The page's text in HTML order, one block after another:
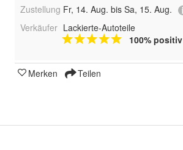
Zustellung Fr, 14. Aug. bis Sa, 15. Aug.
Verkäufer Lackierte-Autoteile
100% positiv
Merken Teilen